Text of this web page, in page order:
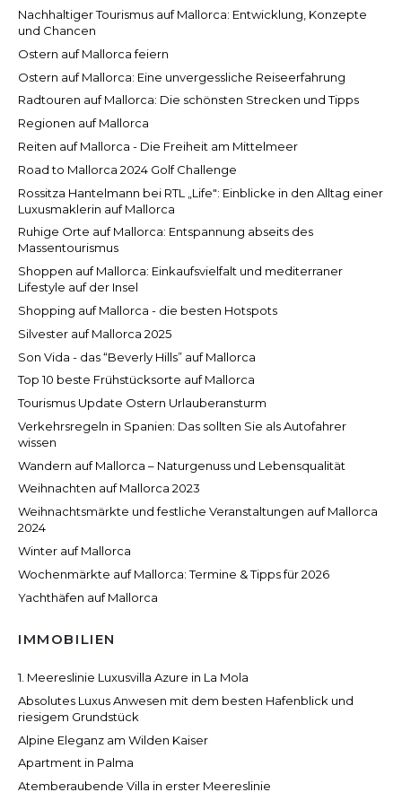
Nachhaltiger Tourismus auf Mallorca: Entwicklung, Konzepte
und Chancen
Ostern auf Mallorca feiern
Ostern auf Mallorca: Eine unvergessliche Reiseerfahrung
Radtouren auf Mallorca: Die schönsten Strecken und Tipps
Regionen auf Mallorca
Reiten auf Mallorca - Die Freiheit am Mittelmeer
Road to Mallorca 2024 Golf Challenge
Rossitza Hantelmann bei RTL „Life": Einblicke in den Alltag einer
Luxusmaklerin auf Mallorca
Ruhige Orte auf Mallorca: Entspannung abseits des
Massentourismus
Shoppen auf Mallorca: Einkaufsvielfalt und mediterraner
Lifestyle auf der Insel
Shopping auf Mallorca - die besten Hotspots
Silvester auf Mallorca 2025
Son Vida - das “Beverly Hills” auf Mallorca
Top 10 beste Frühstücksorte auf Mallorca
Tourismus Update Ostern Urlauberansturm
Verkehrsregeln in Spanien: Das sollten Sie als Autofahrer
wissen
Wandern auf Mallorca – Naturgenuss und Lebensqualität
Weihnachten auf Mallorca 2023
Weihnachtsmärkte und festliche Veranstaltungen auf Mallorca
2024
Winter auf Mallorca
Wochenmärkte auf Mallorca: Termine & Tipps für 2026
Yachthäfen auf Mallorca
IMMOBILIEN
1. Meereslinie Luxusvilla Azure in La Mola
Absolutes Luxus Anwesen mit dem besten Hafenblick und
riesigem Grundstück
Alpine Eleganz am Wilden Kaiser
Apartment in Palma
Atemberaubende Villa in erster Meereslinie